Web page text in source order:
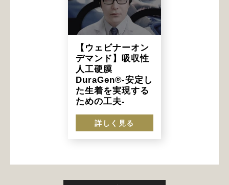
【ウェビナーオン
デマンド】吸収性
人工硬膜
DuraGen®-安定し
た生着を実現する
ための工夫-
詳しく見る